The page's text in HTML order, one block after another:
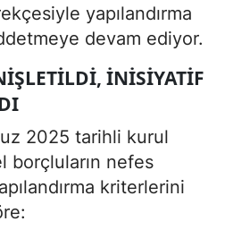
yapılandırma
devam ediyor.
İNISIYATIF
2025 tarihli kurul
borçluların nefes
kriterlerini